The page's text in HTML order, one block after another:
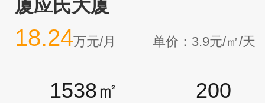
厦应氏大厦
18.24万元/月 单价：3.9元/㎡/天
1538㎡ 200